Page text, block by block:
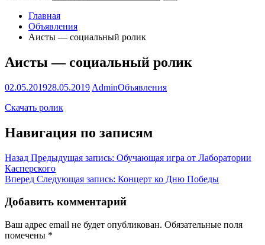
Главная
Объявления
Аисты — социальный ролик
Аисты — социальный ролик
02.05.201928.05.2019 AdminОбъявления
Скачать ролик
Навигация по записям
Назад Предыдущая запись: Обучающая игра от Лаборатории
Касперского
Вперед Следующая запись: Концерт ко Дню Победы
Добавить комментарий
Ваш адрес email не будет опубликован. Обязательные поля
помечены *